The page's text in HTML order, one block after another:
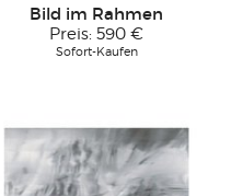
Bild im Rahmen
Preis: 590 €
Sofort-Kaufen